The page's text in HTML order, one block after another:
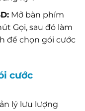
Mở bàn phím
Gọi, sau đó làm
để chọn gói cước
cước
lý lưu lượng